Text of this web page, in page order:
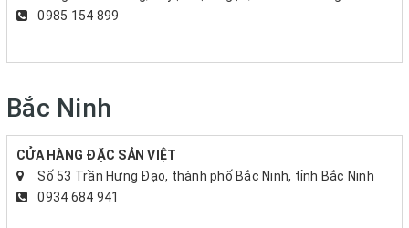
0985 154 899
Bắc Ninh
CỬA HÀNG ĐẶC SẢN VIỆT
Số 53 Trần Hưng Đạo, thành phố Bắc Ninh, tỉnh Bắc Ninh
0934 684 941